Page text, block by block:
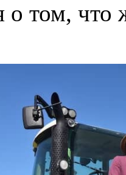
о том,